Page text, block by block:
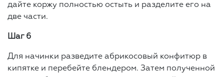
дайте коржу полностью остыть и разделите его на
две части.
Шаг 6
Для начинки разведите абрикосовый конфитюр в
кипятке и перебейте блендером. Затем полученной